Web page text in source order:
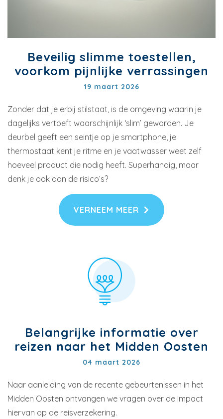
Beveilig slimme toestellen,
voorkom pijnlijke verrassingen
19 maart 2026
Zonder dat je erbij stilstaat, is de omgeving waarin je
dagelijks vertoeft waarschijnlijk ‘slim’ geworden. Je
deurbel geeft een seintje op je smartphone, je
thermostaat kent je ritme en je vaatwasser weet zelf
hoeveel product die nodig heeft. Superhandig, maar
denk je ook aan de risico’s?
VERNEEM MEER
Belangrijke informatie over
reizen naar het Midden Oosten
04 maart 2026
Naar aanleiding van de recente gebeurtenissen in het
Midden Oosten ontvangen we vragen over de impact
hiervan op de reisverzekering.